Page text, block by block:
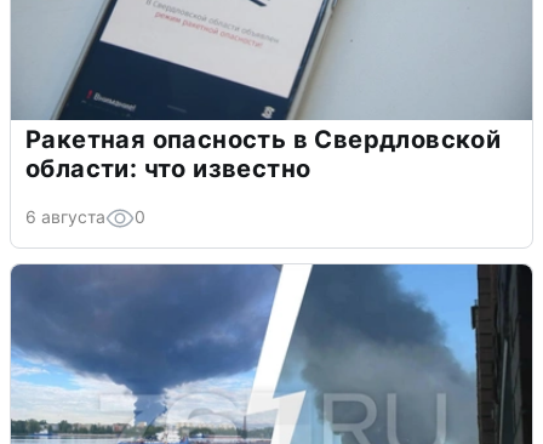
Ракетная опасность в Свердловской
области: что известно
6 августа 0